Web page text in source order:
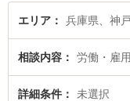
護士や弁護士法人リーセッ
今すぐに弁護士に相談した
富な近くの弁護士を検索し
相談できる神戸市中央区内
エリア 兵庫県、神
相談内容 労働・雇
詳細条件 未選択